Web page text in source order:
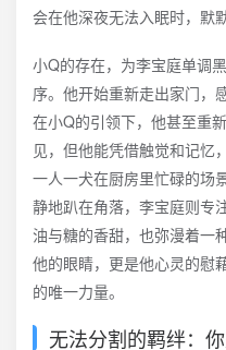
会在他深夜无法入眠时，默
小Q的存在，为李宝庭单调
序。他开始重新走出家门，
在小Q的引领下，他甚至重
见，但他能凭借触觉和记忆
一人一犬在厨房里忙碌的场
静地趴在角落，李宝庭则专
油与糖的香甜，也弥漫着一
他的眼睛，更是他心灵的慰
的唯一力量。
无法分割的羁绊：